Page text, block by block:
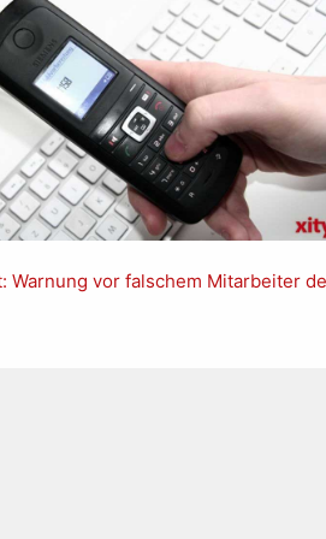
Warnung vor falschem Mitarbeiter